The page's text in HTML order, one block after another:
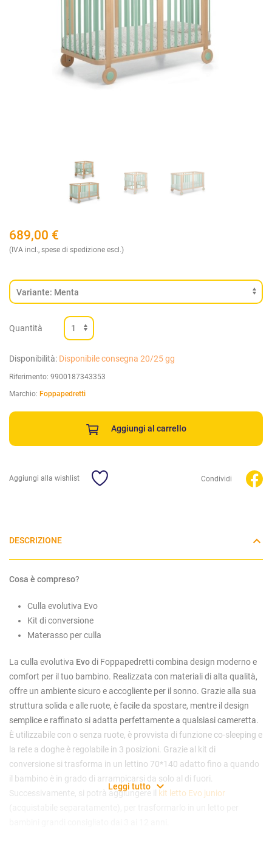
689,00 €
(IVA incl., spese di spedizione escl.)
Quantità
Disponibilità: Disponibile consegna 20/25 gg
Riferimento: 9900187343353
Marchio: Foppapedretti
Aggiungi al carrello
Aggiungi alla wishlist Condividi
DESCRIZIONE
Cosa è compreso?
Culla evolutiva Evo
Kit di conversione
Materasso per culla
La culla evolutiva Evodi Foppapedretti combina design moderno e
comfort per il tuo bambino. Realizzata con materiali di alta qualità,
offre un ambiente sicuro e accogliente per il sonno. Grazie alla sua
struttura solida e alle ruote, è facile da spostare, mentre il design
semplice e raffinato si adatta perfettamente a qualsiasi cameretta.
È utilizzabile con o senza ruote, è provvista di funzione co-sleeping e
la rete a doghe è regolabile in 3 posizioni. Grazie al kit di
conversione si trasforma in un lettino 70*140 adatto fino a quando
il bambino è in grado di arrampicarsi da solo al di fuori.
Successivamente, si potrà aggiungere il kit letto Evo junior
Leggi tutto